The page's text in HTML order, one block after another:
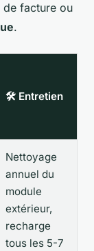
de facture ou
.
🛠️ Entretien
Nettoyage
annuel du
module
extérieur,
recharge
tous les 5-7